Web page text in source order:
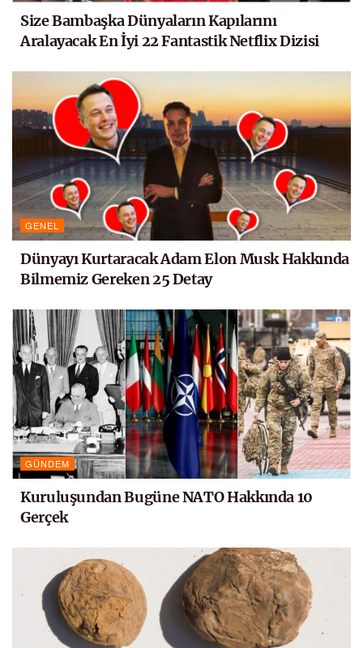
Size Bambaşka Dünyaların Kapılarını
Aralayacak En İyi 22 Fantastik Netflix Dizisi
GENEL
Dünyayı Kurtaracak Adam Elon Musk Hakkında
Bilmemiz Gereken 25 Detay
GÜNDEM
Kuruluşundan Bugüne NATO Hakkında 10
Gerçek